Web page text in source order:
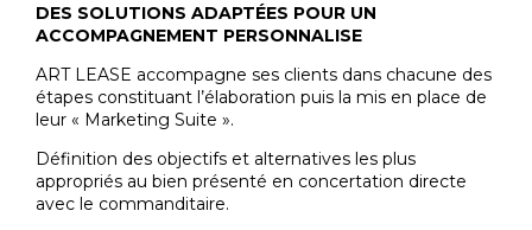
DES SOLUTIONS ADAPTÉES POUR UN
ACCOMPAGNEMENT PERSONNALISE
ART LEASE accompagne ses clients dans chacune des
étapes constituant l’élaboration puis la mis en place de
leur « Marketing Suite ».
Définition des objectifs et alternatives les plus
appropriés au bien présenté en concertation directe
avec le commanditaire.